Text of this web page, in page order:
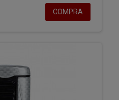
COMPRA